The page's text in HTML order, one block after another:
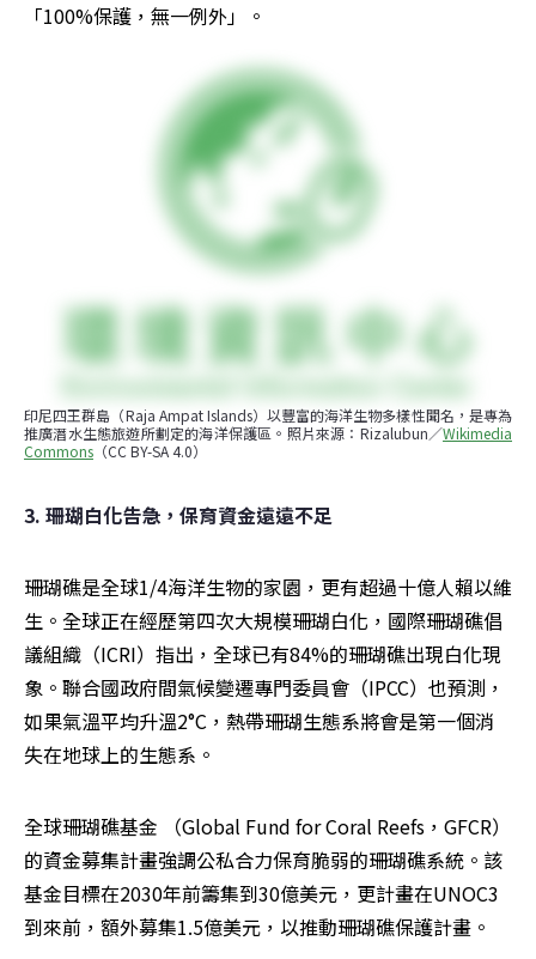
「100%保護，無一例外」。
印尼四王群島（Raja Ampat Islands）以豐富的海洋生物多樣性聞名，是專為
推廣潛水生態旅遊所劃定的海洋保護區。照片來源：Rizalubun／Wikimedia
Commons （CC BY-SA 4.0）
3. 珊瑚白化告急，保育資金遠遠不足
珊瑚礁是全球1/4海洋生物的家園，更有超過十億人賴以維
生。全球正在經歷第四次大規模珊瑚白化，國際珊瑚礁倡
議組織（ICRI）指出，全球已有84%的珊瑚礁出現白化現
象。聯合國政府間氣候變遷專門委員會（IPCC）也預測，
如果氣溫平均升溫2°C，熱帶珊瑚生態系將會是第一個消
失在地球上的生態系。
全球珊瑚礁基金 （Global Fund for Coral Reefs，GFCR）
的資金募集計畫強調公私合力保育脆弱的珊瑚礁系統。該
基金目標在2030年前籌集到30億美元，更計畫在UNOC3
到來前，額外募集1.5億美元，以推動珊瑚礁保護計畫。